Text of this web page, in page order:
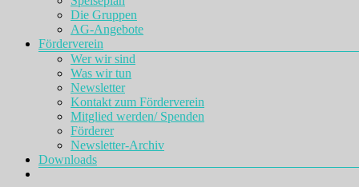
Die Gruppen
AG-Angebote
Förderverein
Wer wir sind
Was wir tun
Newsletter
Kontakt zum Förderverein
Mitglied werden/ Spenden
Förderer
Newsletter-Archiv
Downloads